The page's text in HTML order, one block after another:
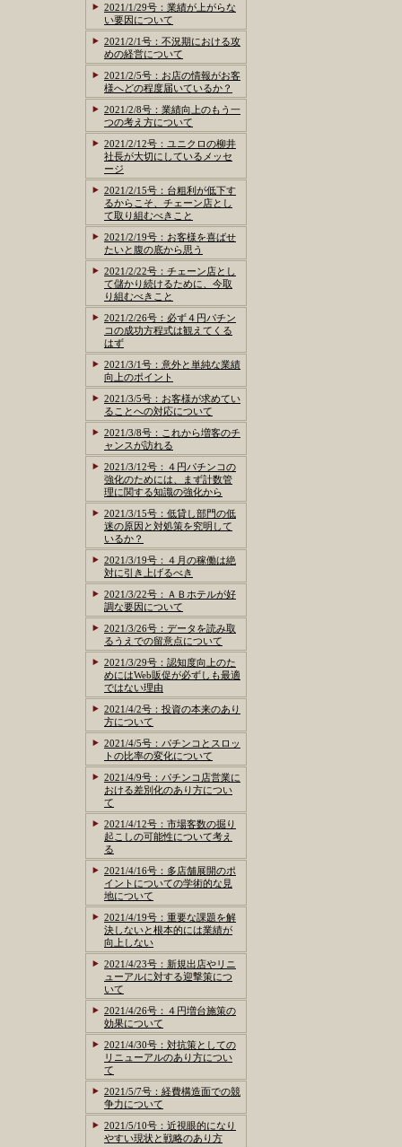
2021/1/29号：業績が上がらな
い要因について
2021/2/1号：不況期における攻
めの経営について
2021/2/5号：お店の情報がお客
様へどの程度届いているか？
2021/2/8号：業績向上のもう一
つの考え方について
2021/2/12号：ユニクロの柳井
社長が大切にしているメッセ
ージ
2021/2/15号：台粗利が低下す
るからこそ、チェーン店とし
て取り組むべきこと
2021/2/19号：お客様を喜ばせ
たいと腹の底から思う
2021/2/22号：チェーン店とし
て儲かり続けるために、今取
り組むべきこと
2021/2/26号：必ず４円パチン
コの成功方程式は観えてくる
はず
2021/3/1号：意外と単純な業績
向上のポイント
2021/3/5号：お客様が求めてい
ることへの対応について
2021/3/8号：これから増客のチ
ャンスが訪れる
2021/3/12号：４円パチンコの
強化のためには、まず計数管
理に関する知識の強化から
2021/3/15号：低貸し部門の低
迷の原因と対処策を究明して
いるか？
2021/3/19号：４月の稼働は絶
対に引き上げるべき
2021/3/22号：ＡＢホテルが好
調な要因について
2021/3/26号：データを読み取
るうえでの留意点について
2021/3/29号：認知度向上のた
めにはWeb販促が必ずしも最適
ではない理由
2021/4/2号：投資の本来のあり
方について
2021/4/5号：パチンコとスロッ
トの比率の変化について
2021/4/9号：パチンコ店営業に
おける差別化のあり方につい
て
2021/4/12号：市場客数の掘り
起こしの可能性について考え
る
2021/4/16号：多店舗展開のポ
イントについての学術的な見
地について
2021/4/19号：重要な課題を解
決しないと根本的には業績が
向上しない
2021/4/23号：新規出店やリニ
ューアルに対する迎撃策につ
いて
2021/4/26号：４円増台施策の
効果について
2021/4/30号：対抗策としての
リニューアルのあり方につい
て
2021/5/7号：経費構造面での競
争力について
2021/5/10号：近視眼的になり
やすい現状と戦略のあり方